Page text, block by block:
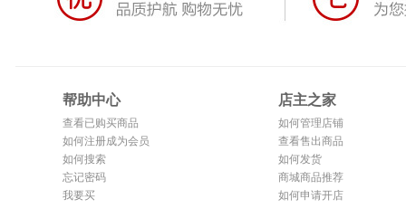
帮助中心
查看已购买商品
如何注册成为会员
如何搜索
忘记密码
我要买
店主之家
如何管理店铺
查看售出商品
如何发货
商城商品推荐
如何申请开店